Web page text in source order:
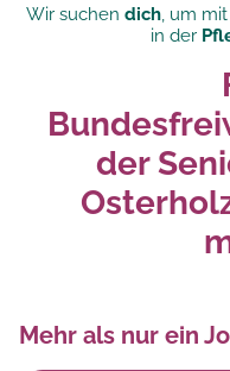
Wir suchen dich, um
in der
der
Mehr als nur ein